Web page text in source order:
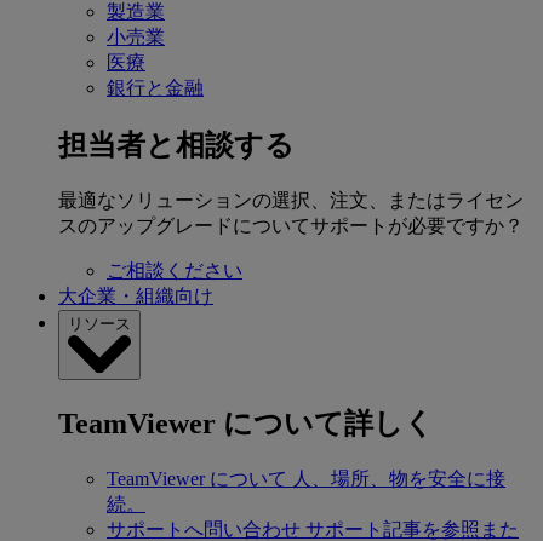
製造業
小売業
医療
銀行と金融
担当者と相談する
最適なソリューションの選択、注文、またはライセン
スのアップグレードについてサポートが必要ですか？
ご相談ください
大企業・組織向け
リソース
TeamViewer について詳しく
TeamViewer について 人、場所、物を安全に接
続。
サポートへ問い合わせ サポート記事を参照また